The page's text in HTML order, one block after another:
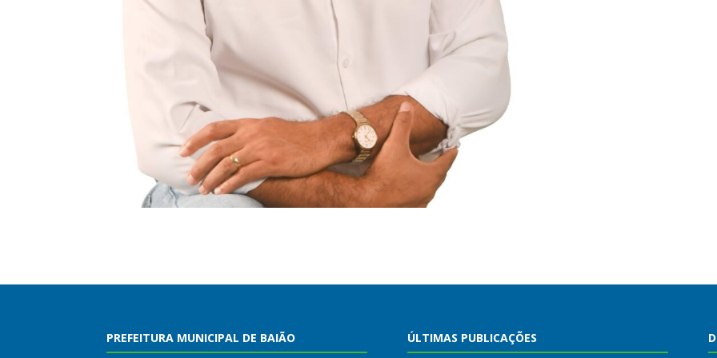
PREFEITURA MUNICIPAL DE BAIÃO ÚLTIMAS PUBLICAÇÕES